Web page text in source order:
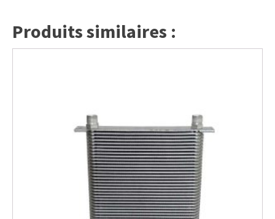
Produits similaires :